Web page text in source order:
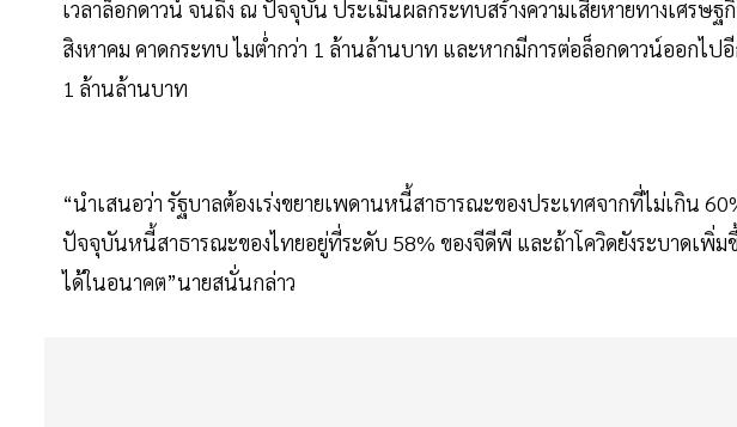
เวลาล็อกดาวน์ จนถึง ณ ปัจจุบัน ประเมินผลกระทบสร้างความเสียหายทางเศรษ
สิงหาคม คาดกระทบ ไมต่ำกว่า 1 ล้านล้านบาท และหากมีการต่อล็อกดาวน์ออกไ
1 ล้านล้านบาท
“นำเสนอว่า รัฐบาลต้องเร่งขยายเพดานหนี้สาธารณะของประเทศจากที่ไม่เกิน
ปัจจุบันหนี้สาธารณะของไทยอยู่ที่ระดับ 58% ของจีดีพี และถ้าโควิดยังระบาดเพิ่ม
ได้ในอนาคต”นายสนั่นกล่าว